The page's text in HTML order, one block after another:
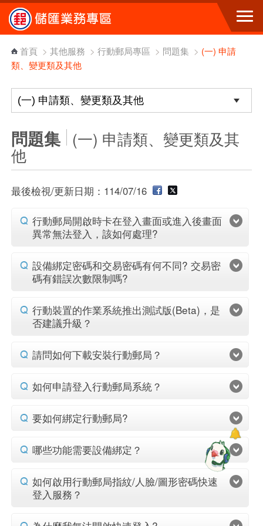
跳到主要內容區塊
首頁 > 其他服務 > 行動郵局專區 > 問題集> (一) 申請
類、變更類及其他
問題集 (一) 申請類、變更類及其
他
最後檢視/更新日期：114/07/16
行動郵局開啟時卡在登入畫面或進入後畫面
異常無法登入，該如何處理?
設備綁定密碼和交易密碼有何不同? 交易密
碼有錯誤次數限制嗎?
行動裝置的作業系統推出測試版(Beta)，是
否建議升級？
請問如何下載安裝行動郵局？
如何申請登入行動郵局系統？
要如何綁定行動郵局?
哪些功能需要設備綁定？
如何啟用行動郵局指紋/人臉/圖形密碼快速
登入服務？